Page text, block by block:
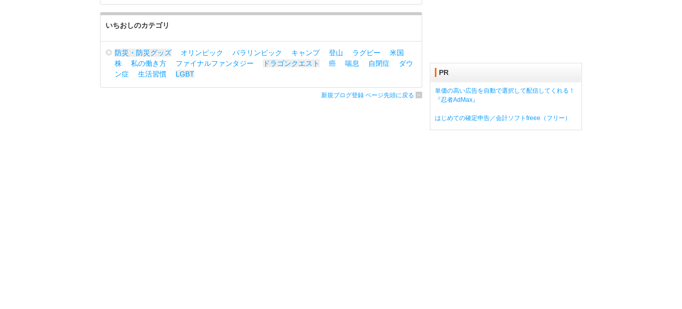
いちおしのカテゴリ
防災・防災グッズ オリンピック パラリンピック キャンプ 登山 ラグビー
米国
株
私の働き方 ファイナルファンタジー ドラゴンクエスト 癌 喘息 自閉症
ダウ
ン症
生活習慣 LGBT
新規ブログ登録 ページ先頭に戻る
PR
単価の高い広告を自動で選択して配信してくれる！
『忍者AdMax』
はじめての確定申告／会計ソフトfreee（フリー）